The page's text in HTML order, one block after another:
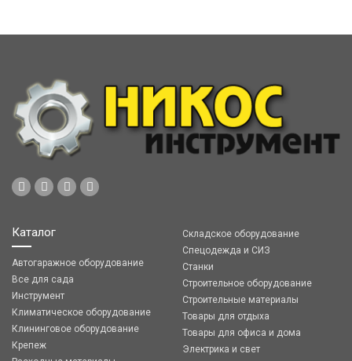
Каталог
Автогаражное оборудование
Все для сада
Инструмент
Климатическое оборудование
Клининговое оборудование
Крепеж
Складское оборудование
Спецодежда и СИЗ
Станки
Строительное оборудование
Строительные материалы
Товары для отдыха
Товары для офиса и дома
Электрика и свет